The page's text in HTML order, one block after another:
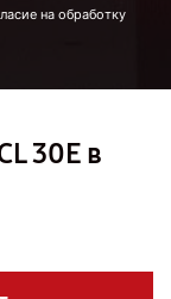
на обработку
30Е в